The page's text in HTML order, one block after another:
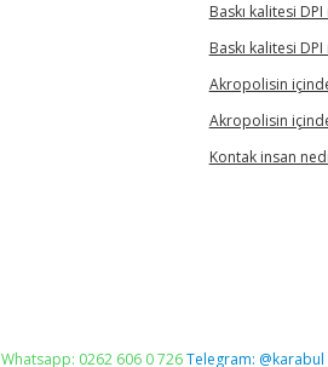
Baskı kalitesi
Baskı kalitesi
Akropolisin
Akropolisin
Kontak insan
Whatsapp: 0262 606 0 726Telegram: @karabul